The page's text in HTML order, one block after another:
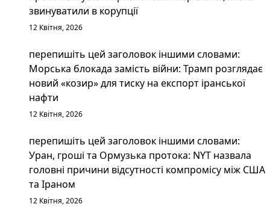
звинуватили в корупції
12 Квітня, 2026
перепишіть цей заголовок іншими словами:
Морська блокада замість війни: Трамп розглядає
новий «козир» для тиску на експорт іранської
нафти
12 Квітня, 2026
перепишіть цей заголовок іншими словами:
Уран, гроші та Ормузька протока: NYT назвала
головні причини відсутності компромісу між США
та Іраном
12 Квітня, 2026